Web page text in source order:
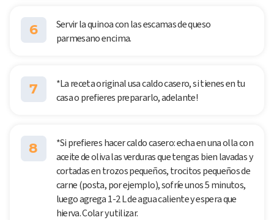
6
Servir la quinoa con las escamas de queso
parmesano encima.
7
*La receta original usa caldo casero, si tienes en tu
casa o prefieres prepararlo, adelante!
8
*Si prefieres hacer caldo casero: echa en una olla con
aceite de oliva las verduras que tengas bien lavadas y
cortadas en trozos pequeños, trocitos pequeños de
carne (posta, por ejemplo), sofríe unos 5 minutos,
luego agrega 1-2 L de agua caliente y espera que
hierva. Colar y utilizar.